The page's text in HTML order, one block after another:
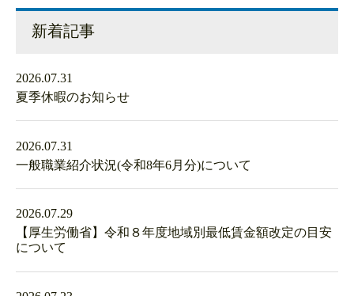
新着記事
2026.07.31
夏季休暇のお知らせ
2026.07.31
一般職業紹介状況(令和8年6月分)について
2026.07.29
【厚生労働省】令和８年度地域別最低賃金額改定の目安
について